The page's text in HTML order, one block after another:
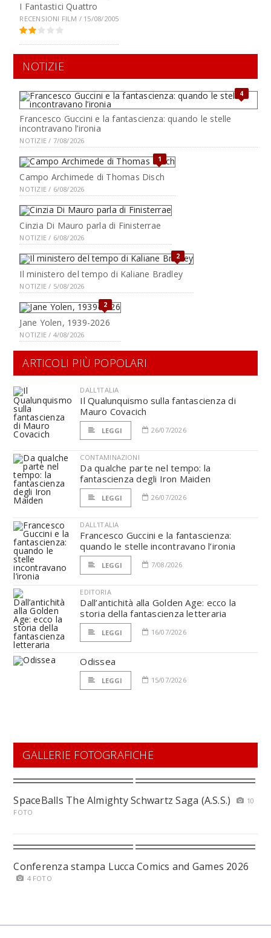
I Fantastici Quattro
RECENSIONI FILM / 15/08/2005
NOTIZIE
4
Francesco Guccini e la fantascienza: quando le stelle
incontravano l’ironia
NOTIZIE / 7/08/2026
1
Campo Archimede di Thomas Disch
NOTIZIE / 6/08/2026
Cinzia Di Mauro parla di Finisterrae
NOTIZIE / 6/08/2026
2
Il ministero del tempo di Kaliane Bradley
NOTIZIE / 5/08/2026
2
Jane Yolen, 1939-2026
NOTIZIE / 4/08/2026
ARTICOLI PIÙ POPOLARI
DALL'ITALIA
Il Qualunquismo sulla fantascienza di
Mauro Covacich
LEGGI 26/07/2026
CONTAMINAZIONI
Da qualche parte nel tempo: la
fantascienza degli Iron Maiden
LEGGI 26/07/2026
DALL'ITALIA
Francesco Guccini e la fantascienza:
quando le stelle incontravano l’ironia
LEGGI 7/08/2026
EDITORIA
Dall’antichità alla Golden Age: ecco la
storia della fantascienza letteraria
LEGGI 16/07/2026
Odissea
LEGGI 15/07/2026
GALLERIE FOTOGRAFICHE
SpaceBalls The Almighty Schwartz Saga (A.S.S.)
10
FOTO
Conferenza stampa Lucca Comics and Games 2026
4 FOTO